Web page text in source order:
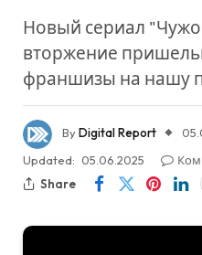
Новый сериал
вторжение
франшизы на нашу
ByDigital Report
Updated: 05.06.2025
Share